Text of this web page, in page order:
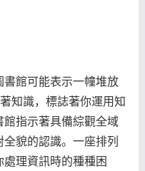
館可能表示一幢堆放
知識，標誌著你運用知
指示著具備綜觀全域
貌的認識。一座排列
理資訊時的種種困